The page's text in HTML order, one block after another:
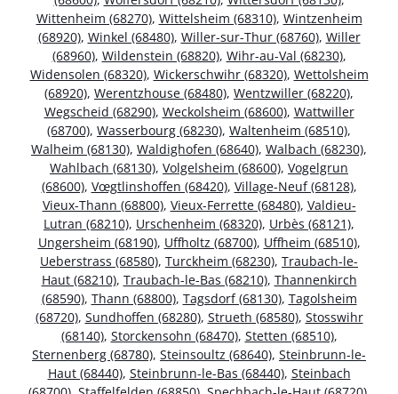
Wittenheim (68270), Wittelsheim (68310), Wintzenheim
(68920), Winkel (68480), Willer-sur-Thur (68760), Willer
(68960), Wildenstein (68820), Wihr-au-Val (68230),
Widensolen (68320), Wickerschwihr (68320), Wettolsheim
(68920), Werentzhouse (68480), Wentzwiller (68220),
Wegscheid (68290), Weckolsheim (68600), Wattwiller
(68700), Wasserbourg (68230), Waltenheim (68510),
Walheim (68130), Waldighofen (68640), Walbach (68230),
Wahlbach (68130), Volgelsheim (68600), Vogelgrun
(68600), Vœgtlinshoffen (68420), Village-Neuf (68128),
Vieux-Thann (68800), Vieux-Ferrette (68480), Valdieu-
Lutran (68210), Urschenheim (68320), Urbès (68121),
Ungersheim (68190), Uffholtz (68700), Uffheim (68510),
Ueberstrass (68580), Turckheim (68230), Traubach-le-
Haut (68210), Traubach-le-Bas (68210), Thannenkirch
(68590), Thann (68800), Tagsdorf (68130), Tagolsheim
(68720), Sundhoffen (68280), Strueth (68580), Stosswihr
(68140), Storckensohn (68470), Stetten (68510),
Sternenberg (68780), Steinsoultz (68640), Steinbrunn-le-
Haut (68440), Steinbrunn-le-Bas (68440), Steinbach